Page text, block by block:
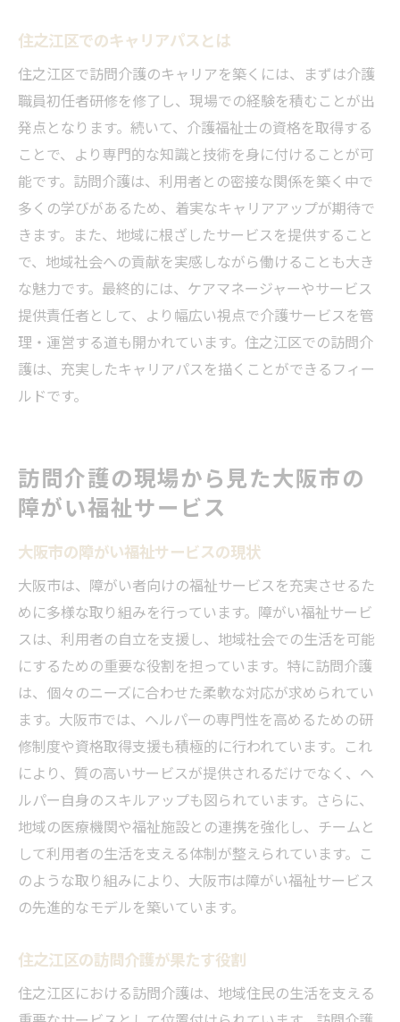
住之江区でのキャリアパスとは
住之江区で訪問介護のキャリアを築くには、まずは介護
職員初任者研修を修了し、現場での経験を積むことが出
発点となります。続いて、介護福祉士の資格を取得する
ことで、より専門的な知識と技術を身に付けることが可
能です。訪問介護は、利用者との密接な関係を築く中で
多くの学びがあるため、着実なキャリアアップが期待で
きます。また、地域に根ざしたサービスを提供すること
で、地域社会への貢献を実感しながら働けることも大き
な魅力です。最終的には、ケアマネージャーやサービス
提供責任者として、より幅広い視点で介護サービスを管
理・運営する道も開かれています。住之江区での訪問介
護は、充実したキャリアパスを描くことができるフィー
ルドです。
訪問介護の現場から見た大阪市の
障がい福祉サービス
大阪市の障がい福祉サービスの現状
大阪市は、障がい者向けの福祉サービスを充実させるた
めに多様な取り組みを行っています。障がい福祉サービ
スは、利用者の自立を支援し、地域社会での生活を可能
にするための重要な役割を担っています。特に訪問介護
は、個々のニーズに合わせた柔軟な対応が求められてい
ます。大阪市では、ヘルパーの専門性を高めるための研
修制度や資格取得支援も積極的に行われています。これ
により、質の高いサービスが提供されるだけでなく、ヘ
ルパー自身のスキルアップも図られています。さらに、
地域の医療機関や福祉施設との連携を強化し、チームと
して利用者の生活を支える体制が整えられています。こ
のような取り組みにより、大阪市は障がい福祉サービス
の先進的なモデルを築いています。
住之江区の訪問介護が果たす役割
住之江区における訪問介護は、地域住民の生活を支える